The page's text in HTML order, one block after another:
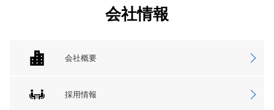
会社情報
会社概要
採用情報